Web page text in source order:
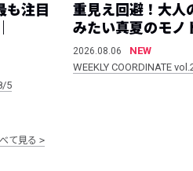
も注目
5
重見え回避！大人
みたい真夏のモノ
2026.08.06
NEW
WEEKLY COORDINATE
て見る